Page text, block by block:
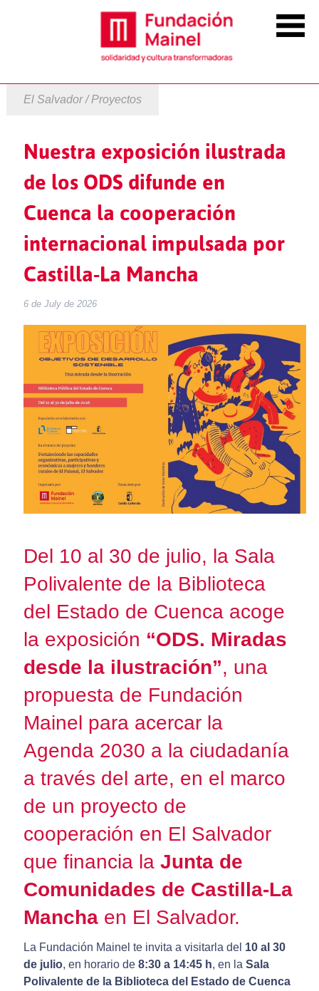
El Salvador / Proyectos
Nuestra exposición ilustrada
de los ODS difunde en
Cuenca la cooperación
internacional impulsada por
Castilla-La Mancha
6 de July de 2026
Del 10 al 30 de julio, la Sala
Polivalente de la Biblioteca
del Estado de Cuenca acoge
la exposición “ODS. Miradas
desde la ilustración”, una
propuesta de Fundación
Mainel para acercar la
Agenda 2030 a la ciudadanía
a través del arte, en el marco
de un proyecto de
cooperación en El Salvador
que financia la Junta de
Comunidades de Castilla-La
Manchaen El Salvador.
La Fundación Mainel te invita a visitarla del 10 al 30
de julio, en horario de 8:30 a 14:45 h, en la Sala
Polivalente de la Biblioteca del Estado de Cuenca